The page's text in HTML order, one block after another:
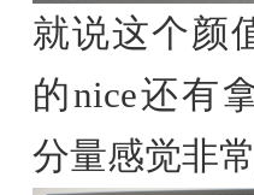
就说这个颜
的nice还有
分量感觉非